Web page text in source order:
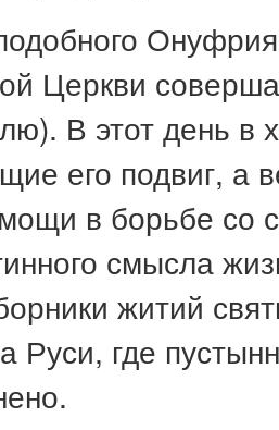
Церкви
В этот день в
его подвиг, а
в борьбе со
смысла
житий
Руси, где